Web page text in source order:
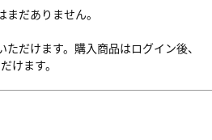
だありません。
だけます。購入商品はログイン後、
けます。